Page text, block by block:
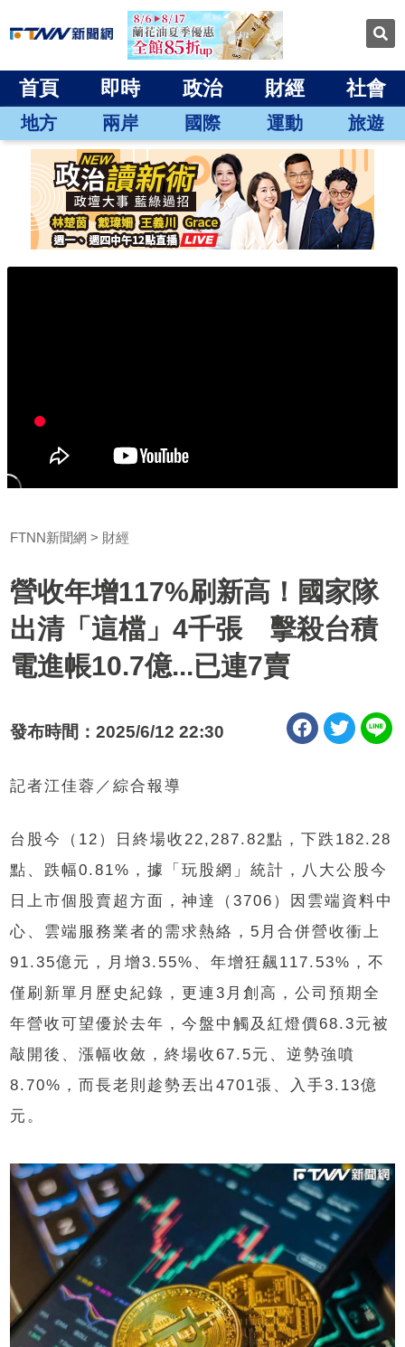
首頁 即時 政治 財經 社會
地方 兩岸 國際 運動 旅遊
FTNN新聞網 財經
營收年增117%刷新高！國家隊
出清「這檔」4千張 擊殺台積
電進帳10.7億...已連7賣
發布時間：2025/6/12 22:30
記者江佳蓉／綜合報導
台股今（12）日終場收22,287.82點，下跌182.28
點、跌幅0.81%，據「玩股網」統計，八大公股今
日上市個股賣超方面，神達（3706）因雲端資料中
心、雲端服務業者的需求熱絡，5月合併營收衝上
91.35億元，月增3.55%、年增狂飆117.53%，不
僅刷新單月歷史紀錄，更連3月創高，公司預期全
年營收可望優於去年，今盤中觸及紅燈價68.3元被
敲開後、漲幅收斂，終場收67.5元、逆勢強噴
8.70%，而長老則趁勢丟出4701張、入手3.13億
元。